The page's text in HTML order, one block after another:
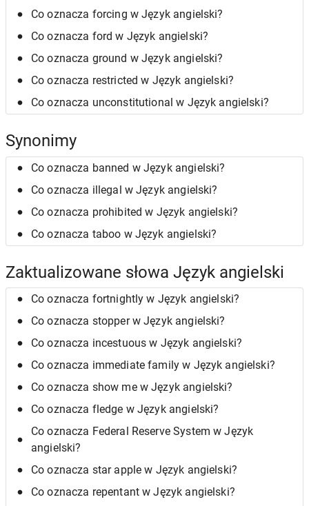
Co oznacza forcing w Język angielski?
Co oznacza ford w Język angielski?
Co oznacza ground w Język angielski?
Co oznacza restricted w Język angielski?
Co oznacza unconstitutional w Język angielski?
Synonimy
Co oznacza banned w Język angielski?
Co oznacza illegal w Język angielski?
Co oznacza prohibited w Język angielski?
Co oznacza taboo w Język angielski?
Zaktualizowane słowa Język angielski
Co oznacza fortnightly w Język angielski?
Co oznacza stopper w Język angielski?
Co oznacza incestuous w Język angielski?
Co oznacza immediate family w Język angielski?
Co oznacza show me w Język angielski?
Co oznacza fledge w Język angielski?
Co oznacza Federal Reserve System w Język
angielski?
Co oznacza star apple w Język angielski?
Co oznacza repentant w Język angielski?